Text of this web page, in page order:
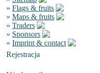
» Flags & fruits
» Maps & fruits
» Traders
» Sponsors
» Imprint & contact
Rejestracja